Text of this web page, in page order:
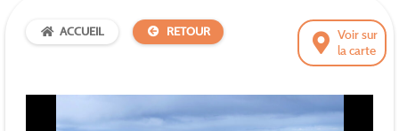
Voir sur
la carte
ACCUEIL RETOUR